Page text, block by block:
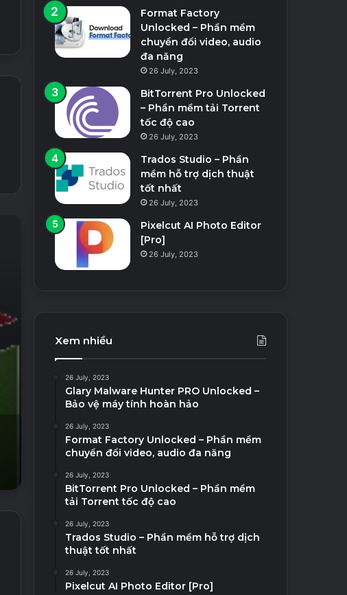
Worksheet Crafter
Format Factory
Unlocked – Phần mềm
chuyển đổi video, audio
đa năng
26 July, 2023
BitTorrent Pro Unlocked
– Phần mềm tải Torrent
tốc độ cao
26 July, 2023
Trados Studio – Phần
mềm hỗ trợ dịch thuật
tốt nhất
26 July, 2023
Pixelcut AI Photo Editor
[Pro]
26 July, 2023
Xem nhiều
26 July, 2023
Glary Malware Hunter PRO Unlocked –
Bảo vệ máy tính hoàn hảo
26 July, 2023
Format Factory Unlocked – Phần mềm
chuyển đổi video, audio đa năng
26 July, 2023
BitTorrent Pro Unlocked – Phần mềm
tải Torrent tốc độ cao
26 July, 2023
Trados Studio – Phần mềm hỗ trợ dịch
thuật tốt nhất
26 July, 2023
Pixelcut AI Photo Editor [Pro]